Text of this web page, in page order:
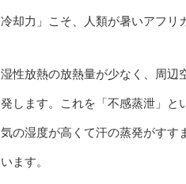
冷却力」こそ、人類が暑いアフリ
湿性放熱の放熱量が少なく、周辺
発します。これを「不感蒸泄」と
気の湿度が高くて汗の蒸発がすす
います。